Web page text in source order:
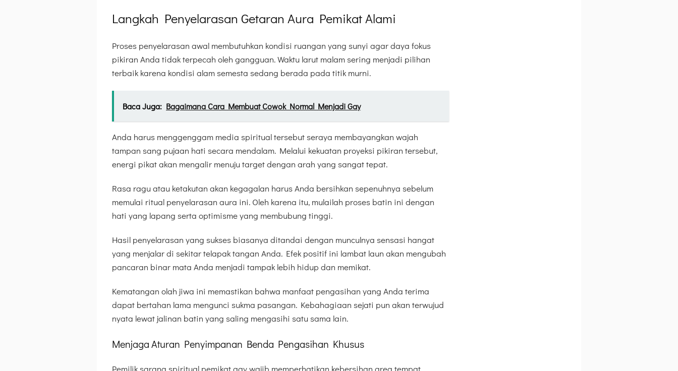
Langkah Penyelarasan Getaran Aura Pemikat Alami
Proses penyelarasan awal membutuhkan kondisi ruangan yang sunyi agar daya fokus
pikiran Anda tidak terpecah oleh gangguan. Waktu larut malam sering menjadi pilihan
terbaik karena kondisi alam semesta sedang berada pada titik murni.
Baca Juga: Bagaimana Cara Membuat Cowok Normal Menjadi Gay
Anda harus menggenggam media spiritual tersebut seraya membayangkan wajah
tampan sang pujaan hati secara mendalam. Melalui kekuatan proyeksi pikiran tersebut,
energi pikat akan mengalir menuju target dengan arah yang sangat tepat.
Rasa ragu atau ketakutan akan kegagalan harus Anda bersihkan sepenuhnya sebelum
memulai ritual penyelarasan aura ini. Oleh karena itu, mulailah proses batin ini dengan
hati yang lapang serta optimisme yang membubung tinggi.
Hasil penyelarasan yang sukses biasanya ditandai dengan munculnya sensasi hangat
yang menjalar di sekitar telapak tangan Anda. Efek positif ini lambat laun akan mengubah
pancaran binar mata Anda menjadi tampak lebih hidup dan memikat.
Kematangan olah jiwa ini memastikan bahwa manfaat pengasihan yang Anda terima
dapat bertahan lama mengunci sukma pasangan. Kebahagiaan sejati pun akan terwujud
nyata lewat jalinan batin yang saling mengasihi satu sama lain.
Menjaga Aturan Penyimpanan Benda Pengasihan Khusus
Pemilik sarana spiritual pemikat gay wajib memperhatikan kebersihan area tempat